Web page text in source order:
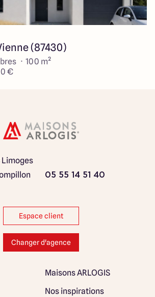
(87430)
· 100 m²
€
Limoges
05 55 14 51 40
Espace client
Changer d'agence
Maisons ARLOGIS
Nos inspirations